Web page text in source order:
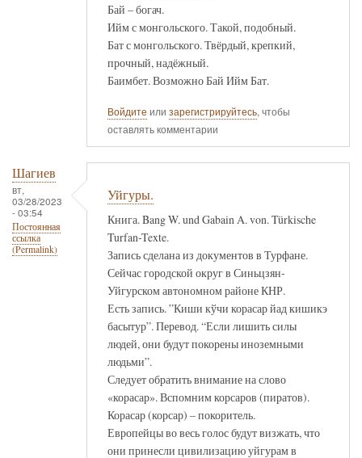
Бай – богач.
Ийм с монгольского. Такой, подобный.
Бат с монгольского. Твёрдый, крепкий,
прочный, надёжный.
Баимбет. Возможно Бай Ийм Бат.
Войдите или зарегистрируйтесь, чтобы
оставлять комментарии
Шагиев
вт,
03/28/2023
- 03:54
Постоянная
ссылка
(Permalink)
Уйгуры.
Книга. Bang W. und Gabain A. von. Türkische
Turfan-Texte.
Запись сделана из документов в Турфане.
Сейчас городской округ в Синьцзян-
Уйгурском автономном районе КНР.
Есть запись. ”Киши кўчи корасар йад кишикэ
басытур”. Перевод. “Если лишить силы
людей, они будут покорены иноземными
людьми”.
Следует обратить внимание на слово
«корасар». Вспомним корсаров (пиратов).
Корасар (корсар) – покоритель.
Европейцы во весь голос будут визжать, что
они принесли цивилизацию уйгурам в